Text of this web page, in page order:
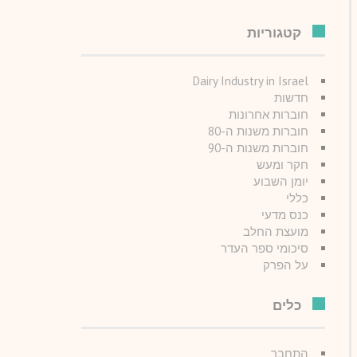
קטגוריות
Dairy Industry in Israel
חדשות
חוברות אחרונות
חוברות משנות ה-80
חוברות משנות ה-90
חקר ומעש
יומן השבוע
כללי
כנס מדעי
מועצת החלב
סיכומי ספר העדר
על הפרק
כלים
התחבר